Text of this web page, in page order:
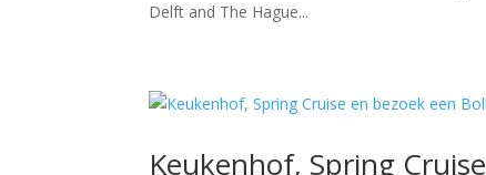
Delft and The Hague...
Keukenhof, Spring